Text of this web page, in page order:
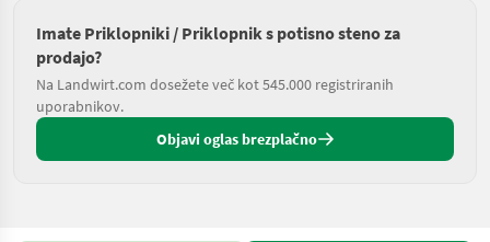
Imate Priklopniki / Priklopnik s potisno steno za
prodajo?
Na Landwirt.com dosežete več kot 545.000 registriranih
uporabnikov.
Objavi oglas brezplačno